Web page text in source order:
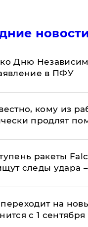
Дню
в ПФУ
кому из
продлят
ракеты
следы удара
на
с 1